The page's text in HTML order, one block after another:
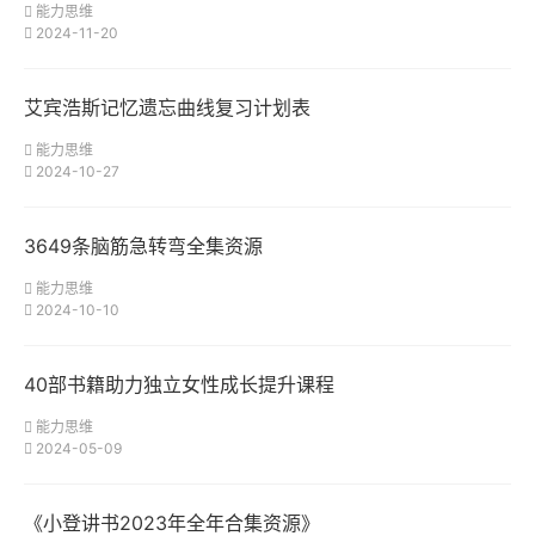
能力思维
2024-11-20
艾宾浩斯记忆遗忘曲线复习计划表
能力思维
2024-10-27
3649条脑筋急转弯全集资源
能力思维
2024-10-10
40部书籍助力独立女性成长提升课程
能力思维
2024-05-09
《小登讲书2023年全年合集资源》